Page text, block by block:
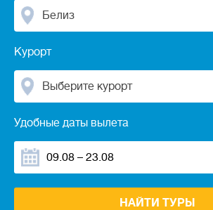
Белиз
Курорт
Выберите курорт
Удобные даты вылета
НАЙТИ ТУРЫ